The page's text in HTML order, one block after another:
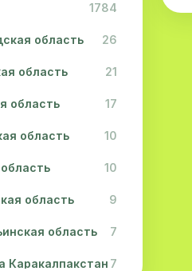
1784
область 26
область 21
область 17
область 10
10
область 9
область 7
Каракалпакстан 7